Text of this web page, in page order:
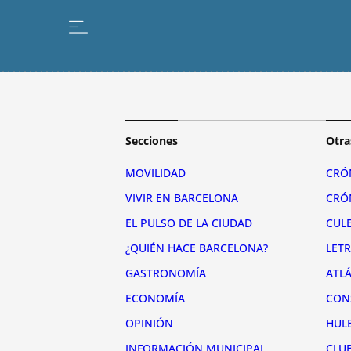
Secciones
MOVILIDAD
VIVIR EN BARCELONA
EL PULSO DE LA CIUDAD
¿QUIÉN HACE BARCELONA?
GASTRONOMÍA
ECONOMÍA
OPINIÓN